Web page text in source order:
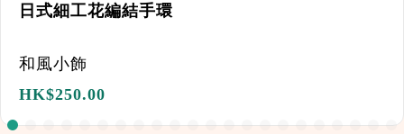
日式細工花編結手環
和風小飾
HK$250.00